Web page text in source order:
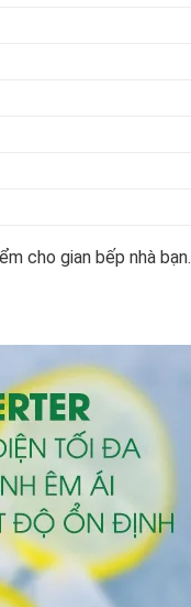
cho gian bếp nhà bạn.